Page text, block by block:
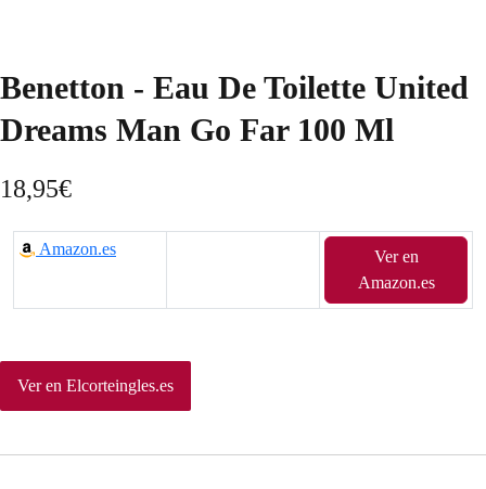
Benetton - Eau De Toilette United
Dreams Man Go Far 100 Ml
18,95€
Amazon.es
Ver en
Amazon.es
Ver en Elcorteingles.es